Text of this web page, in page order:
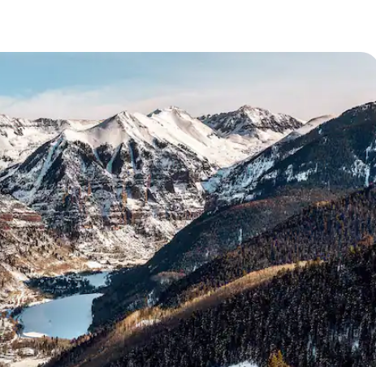
se strelicama prema gore i prema dolje, kao i dodirom ili prelaskom